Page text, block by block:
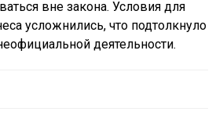
вне закона. Условия для
усложнились, что подтолкнуло
деятельности.